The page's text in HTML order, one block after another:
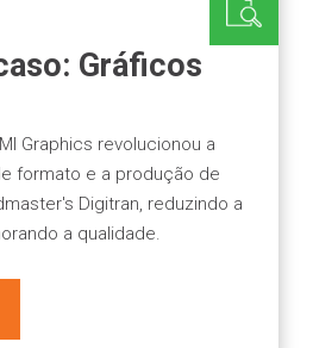
Gráficos
Graphics revolucionou a
formato e a produção de
Digitran, reduzindo a
a qualidade.